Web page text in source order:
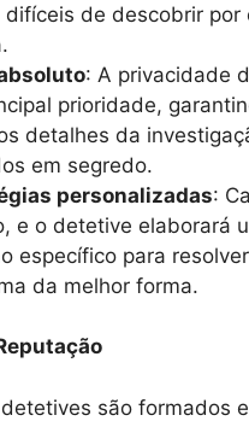
difíceis de descobrir por
: A privacidade
prioridade,
detalhes da
em segredo.
personalizadas:
e o detetive elaborará
específico para
da melhor forma.
são formados